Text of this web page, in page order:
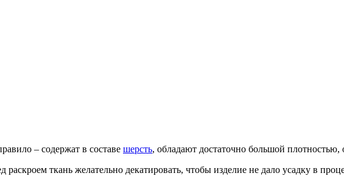
– содержат в составе шерсть, обладают достаточно большой плотностью,
раскроем ткань желательно декатировать, чтобы изделие не дало усадку в